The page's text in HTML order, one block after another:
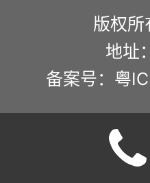
版权
地址
备案号：粤